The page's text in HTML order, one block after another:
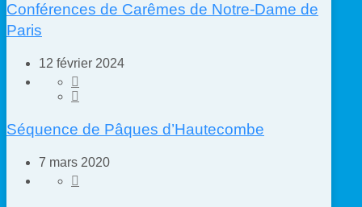
Conférences de Carêmes de Notre-Dame de
Paris
12 février 2024
Séquence de Pâques d’Hautecombe
7 mars 2020